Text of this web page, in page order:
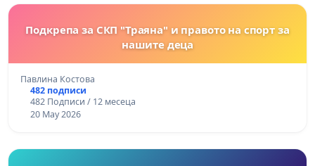
Подкрепа за СКП "Траяна" и правото на спорт за
нашите деца
Павлина Костова
482 подписи
482 Подписи / 12 месеца
20 May 2026